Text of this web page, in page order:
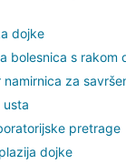
dojke
bolesnica s rakom
namirnica za
usta
pretrage
dojke